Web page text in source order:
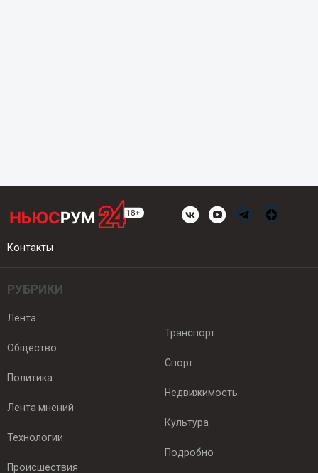
Контакты
РУБРИКИ
Лента
Общество
Политика
Лента мнений
Технологии
Происшествия
Транспорт
Спорт
Недвижимость
Культура
Подробно